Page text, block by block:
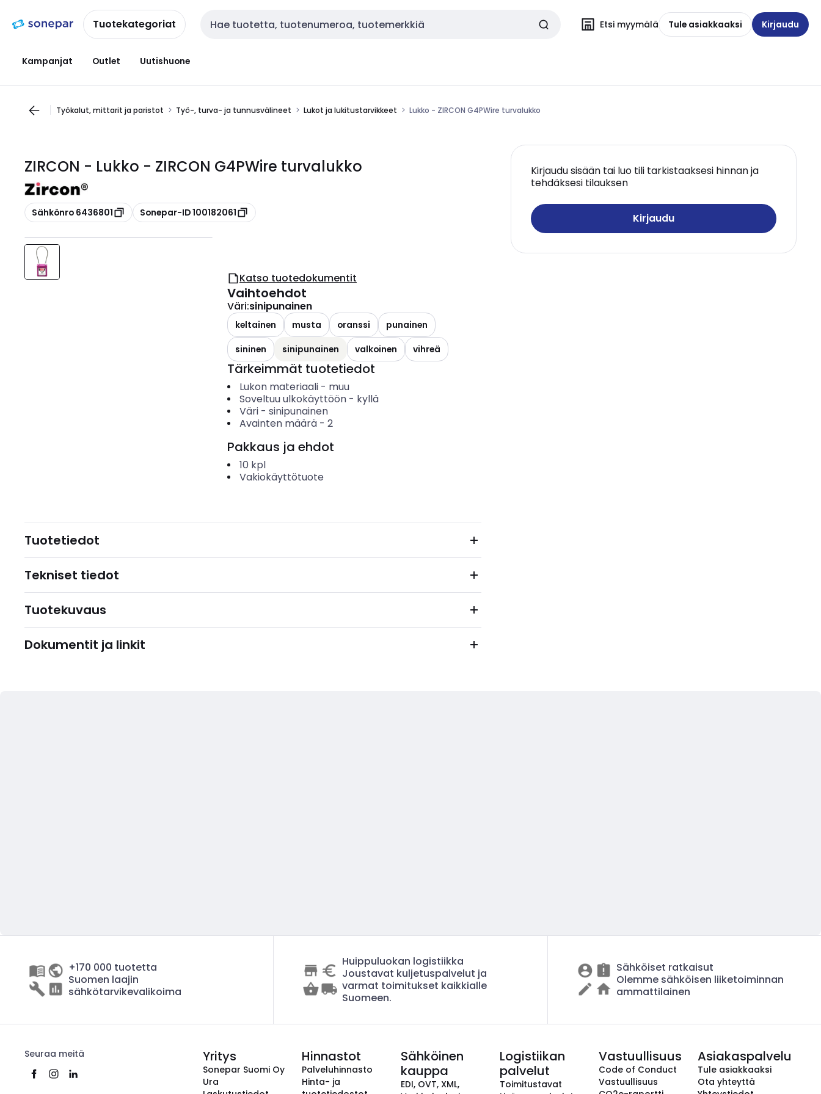
navigointiinsisältöönTuotekategoriat Haku Etsi myymälä Tule asiakkaaksi Kirjaudu
Kampanjat Outlet Uutishuone
Työkalut, mittarit ja paristot Työ-, turva- ja tunnusvälineet Lukot ja lukitustarvikkeet Lukko - ZIRCON G4PWire turvalukko
ZIRCON - Lukko - ZIRCON G4PWire turvalukko
Kopioi
Sähkönro 6436801 Kopioi
Sonepar-ID 100182061
Kirjaudu sisään tai luo tili tarkistaaksesi hinnan ja
tehdäksesi tilauksen
Kirjaudu
Katso tuotedokumentit
Vaihtoehdot
Väri:sinipunainen
keltainen musta oranssi
punainen
sininen
sinipunainen valkoinen vihreä
Tärkeimmät tuotetiedot
Lukon materiaali- muu
Soveltuu ulkokäyttöön- kyllä
Väri- sinipunainen
Avainten määrä- 2
Pakkaus ja ehdot
10 kpl
Vakiokäyttötuote
Tuotetiedot
Tekniset tiedot
Tuotekuvaus
Dokumentit ja linkit
+170 000 tuotetta
Suomen laajin
sähkötarvikevalikoima
Huippuluokan logistiikka
Joustavat kuljetuspalvelut ja
varmat toimitukset kaikkialle
Suomeen.
Sähköiset ratkaisut
Olemme sähköisen liiketoiminnan
ammattilainen
Seuraa meitä Yritys
Sonepar Suomi Oy
Ura
Hinnastot
Palveluhinnasto
Hinta- ja
Sähköinen
kauppa
EDI, OVT, XML,
Logistiikan
palvelut
Toimitustavat
Vastuullisuus
Code of Conduct
Vastuullisuus
Asiakaspalvelu
Tule asiakkaaksi
Ota yhteyttä